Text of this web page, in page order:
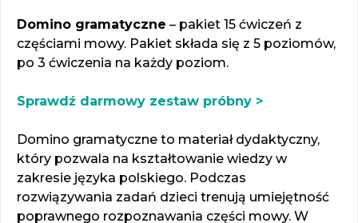
Domino gramatyczne – pakiet 15 ćwiczeń z
częściami mowy. Pakiet składa się z 5 poziomów,
po 3 ćwiczenia na każdy poziom.
Sprawdź darmowy zestaw próbny >
Domino gramatyczne to materiał dydaktyczny,
który pozwala na kształtowanie wiedzy w
zakresie języka polskiego. Podczas
rozwiązywania zadań dzieci trenują umiejętność
poprawnego rozpoznawania części mowy. W